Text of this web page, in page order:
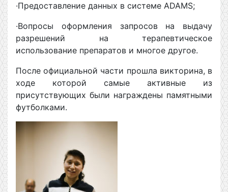
·Предоставление данных в системе ADAMS;
·Вопросы оформления запросов на выдачу
разрешений на терапевтическое
использование препаратов и многое другое.
После официальной части прошла викторина, в
ходе которой самые активные из
присутствующих были награждены памятными
футболками.